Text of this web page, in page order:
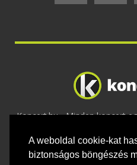
A weboldal cookie-kat
biztonságos böngészés
Koncert.hu - Minden koncert
2020 Adatvédelem-
feltételek-Webmaster-